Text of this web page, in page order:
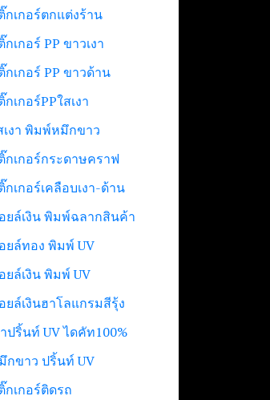
กเกอร์ตกแต่งร้าน
กเกอร์ PP ขาวเงา
กเกอร์ PP ขาวด้าน
กเกอร์PPใสเงา
เงา พิมพ์หมึกขาว
กเกอร์กระดาษคราฟ
กเกอร์เคลือบเงา-ด้าน
ยล์เงิน พิมพ์ฉลากสินค้า
ยล์ทอง พิมพ์ UV
ยล์เงิน พิมพ์ UV
ยล์เงินฮาโลแกรมสีรุ้ง
าปริ้นท์ UV ไดคัท100%
กขาว ปริ้นท์ UV
กเกอร์ติดรถ